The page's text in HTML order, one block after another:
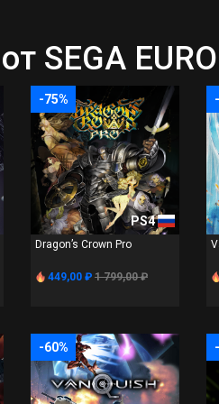
SEGA
-75%
PS4
Dragon’s Crown Pro
449,00 ₽ 1 799,00 ₽
-60%